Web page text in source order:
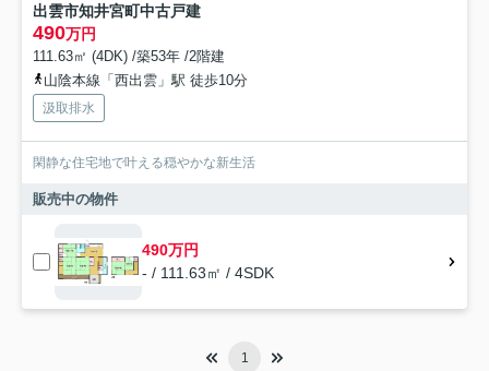
出雲市知井宮町中古戸建
490万円
111.63㎡ (4DK) /築53年 /2階建
山陰本線「西出雲」駅 徒歩10分
汲取排水
閑静な住宅地で叶える穏やかな新生活
販売中の物件
490万円
- / 111.63㎡ / 4SDK
1